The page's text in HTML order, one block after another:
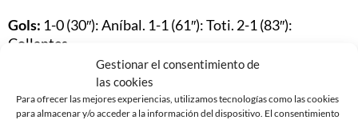
Gestionar el consentimiento de
las cookies
Para ofrecer las mejores experiencias, utilizamos tecnologías como las cookies
para almacenar y/o acceder a la información del dispositivo. El consentimiento
Gols: 1-0 (30″): Aníbal. 1-1 (61″): Toti. 2-1 (83″):
Collantes.
Valdés Aller, comitèé castellano-leonés.
Amarillas para Toribio, Laguardia.